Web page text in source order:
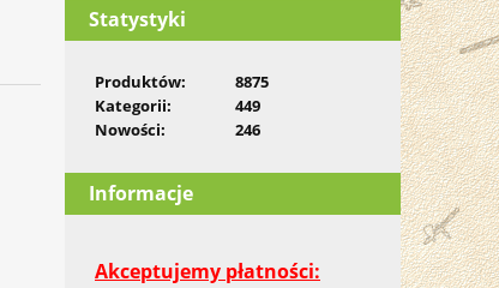
Statystyki
Produktów:
8875
Kategorii:
449
Nowości:
246
Informacje
Akceptujemy płatności: